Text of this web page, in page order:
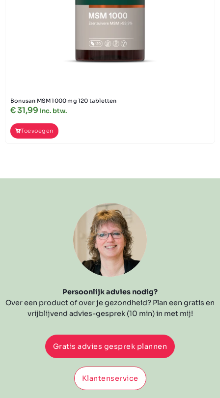
Bonusan MSM 1000 mg 120 tabletten
€31,99 Inc. btw.
Toevoegen
Persoonlijk advies nodig?
Over een product of over je gezondheid? Plan een gratis en
vrijblijvend advies-gesprek (10 min) in met mij!
Gratis advies gesprek plannen
Klantenservice